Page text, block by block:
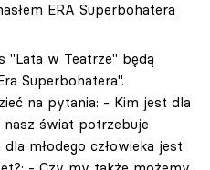
ERA Superbohatera
"Lata w Teatrze" będą
Superbohatera".
na pytania: - Kim jest dla
świat potrzebuje
młodego człowieka jest